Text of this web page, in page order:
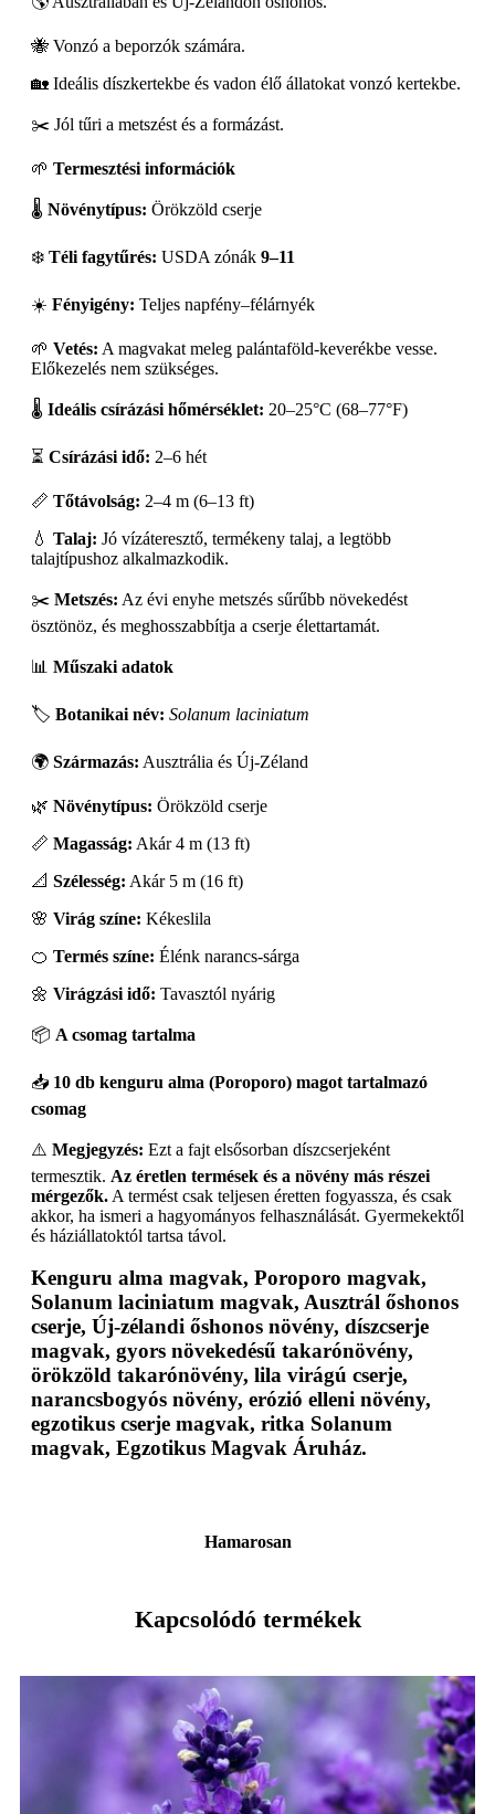
🐝 Vonzó a beporzók számára.
🏡 Ideális díszkertekbe és vadon élő állatokat vonzó kertekbe.
✂️ Jól tűri a metszést és a formázást.
🌱 Termesztési információk
🌡️ Növénytípus: Örökzöld cserje
❄️ Téli fagytűrés: USDA zónák 9–11
☀️ Fényigény: Teljes napfény–félárnyék
🌱 Vetés: A magvakat meleg palántaföld-keverékbe vesse.
Előkezelés nem szükséges.
🌡️ Ideális csírázási hőmérséklet: 20–25°C (68–77°F)
⏳ Csírázási idő: 2–6 hét
📏 Tőtávolság: 2–4 m (6–13 ft)
💧 Talaj: Jó vízáteresztő, termékeny talaj, a legtöbb
talajtípushoz alkalmazkodik.
✂️ Metszés: Az évi enyhe metszés sűrűbb növekedést
ösztönöz, és meghosszabbítja a cserje élettartamát.
📊 Műszaki adatok
🏷️ Botanikai név: Solanum laciniatum
🌍 Származás: Ausztrália és Új-Zéland
🌿 Növénytípus: Örökzöld cserje
📏 Magasság: Akár 4 m (13 ft)
📐 Szélesség: Akár 5 m (16 ft)
🌸 Virág színe: Kékeslila
🍊 Termés színe: Élénk narancs-sárga
🌼 Virágzási idő: Tavasztól nyárig
📦 A csomag tartalma
📥 10 db kenguru alma (Poroporo) magot tartalmazó
csomag
⚠️ Megjegyzés: Ezt a fajt elsősorban díszcserjeként
termesztik. Az éretlen termések és a növény más részei
mérgezők. A termést csak teljesen éretten fogyassza, és csak
akkor, ha ismeri a hagyományos felhasználását. Gyermekektől
és háziállatoktól tartsa távol.
Kenguru alma magvak, Poroporo magvak,
Solanum laciniatum magvak, Ausztrál őshonos
cserje, Új-zélandi őshonos növény, díszcserje
magvak, gyors növekedésű takarónövény,
örökzöld takarónövény, lila virágú cserje,
narancsbogyós növény, erózió elleni növény,
egzotikus cserje magvak, ritka Solanum
magvak, Egzotikus Magvak Áruház.
Hamarosan
Kapcsolódó termékek